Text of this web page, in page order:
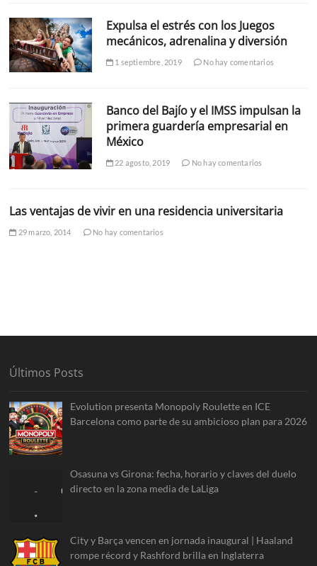
Expulsa el estrés con los Juegos
mecánicos, adrenalina y diversión
1 septiembre, 2019 No hay comentarios
Banco del Bajío y el IMSS impulsan la
primera guardería empresarial en
México
22 agosto, 2019 No hay comentarios
Las ventajas de vivir en una residencia universitaria
29 marzo, 2014 No hay comentarios
Últimos Posts
Evolution presenta Monopoly Roulette en ICE
Barcelona como parte de su ambicioso plan para 2026
Osasuna vs Girona: fecha, horario y claves del duelo
directo en la zona media de LaLiga
City y Barça vencen en jornada inaugural | Haaland
rompe récord y Rashford brilla en Inglaterra